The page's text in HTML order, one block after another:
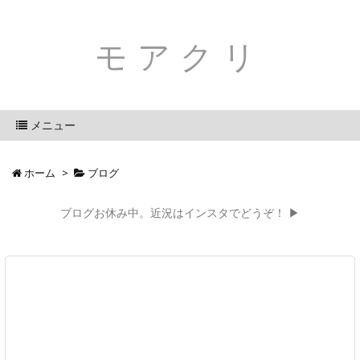
モアクリ
メニュー
ホーム > ブログ
ブログお休み中。近況はインスタでどうぞ！ ▶